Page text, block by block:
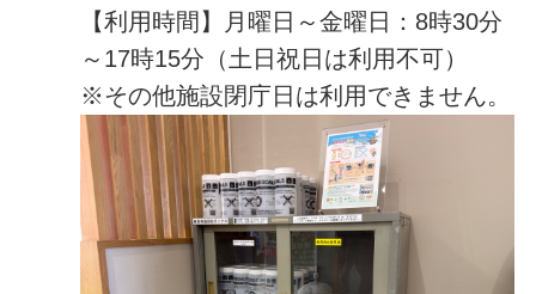
【利用時間】月曜日～金曜日：8時30分
～17時15分（土日祝日は利用不可）
※その他施設閉庁日は利用できません。